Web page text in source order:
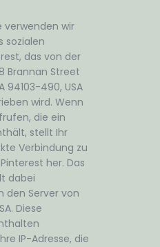
verwenden wir
sozialen
das von der
Brannan Street
94103-490, USA
wird. Wenn
die ein
stellt Ihr
Verbindung zu
her. Das
dabei
den Server von
Diese
IP-Adresse, die